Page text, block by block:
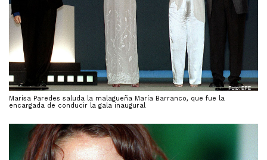
Marisa Paredes saluda la malagueña María Barranco, que fue la
encargada de conducir la gala inaugural